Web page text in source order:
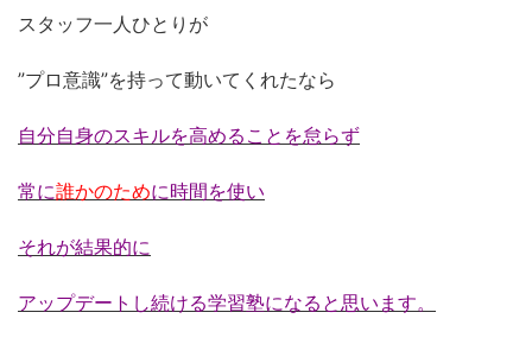
スタッフ一人ひとりが
”プロ意識”を持って動いてくれたなら
自分自身のスキルを高めることを怠らず
常に誰かのために時間を使い
それが結果的に
アップデートし続ける学習塾になると思います。